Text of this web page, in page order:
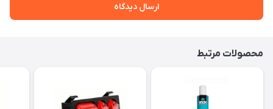
ارسال دیدگاه
محصولات مرتبط